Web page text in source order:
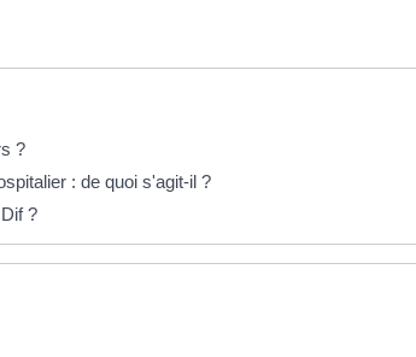
?
: de quoi s'agit-il ?
?